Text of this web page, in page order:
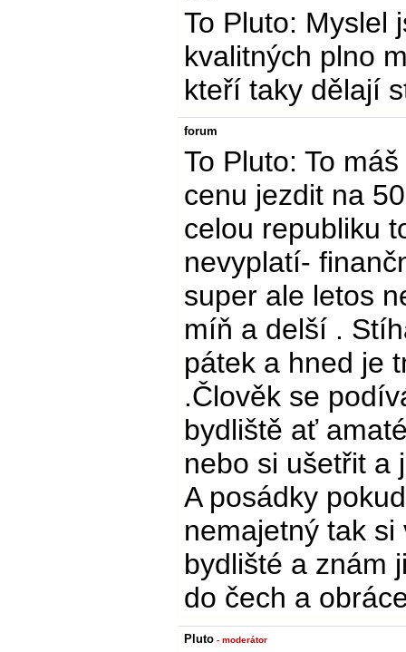
To Pluto: Myslel
kvalitných plno
kteří taky dělají
forum
To Pluto: To
cenu jezdit na
celou republiku
nevyplatí-
super ale letos
míň a delší .
pátek a hned je
.Člověk se
bydliště ať
nebo si ušetřit a
A posádky
nemajetný tak
bydlišté a znám
do čech a
Pluto - moderátor